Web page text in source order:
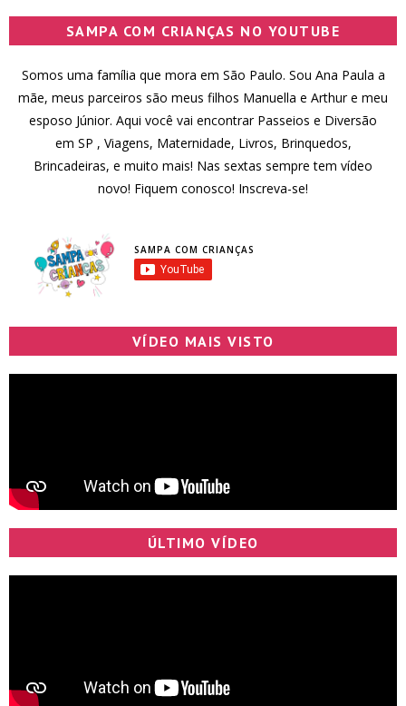
SAMPA COM CRIANÇAS NO YOUTUBE
Somos uma família que mora em São Paulo. Sou Ana Paula a
mãe, meus parceiros são meus filhos Manuella e Arthur e meu
esposo Júnior. Aqui você vai encontrar Passeios e Diversão
em SP , Viagens, Maternidade, Livros, Brinquedos,
Brincadeiras, e muito mais! Nas sextas sempre tem vídeo
novo! Fiquem conosco! Inscreva-se!
SAMPA COM CRIANÇAS
VÍDEO MAIS VISTO
ÚLTIMO VÍDEO